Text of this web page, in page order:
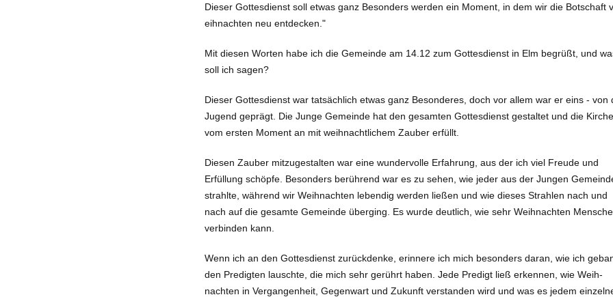
Dieser Gottesdienst soll etwas ganz Besonders werden ein Moment, in dem wir die Botschaft
eihnach­ten neu entdecken."
Mit diesen Worten habe ich die Ge­meinde am 14.12 zum Gottesdienst in Elm begrüßt, und
soll ich sagen?
Dieser Gottesdienst war tatsächlich etwas ganz Besonderes, doch vor al­lem war er eins - von
Jugend ge­prägt. Die Junge Gemeinde hat den gesamten Gottesdienst gestaltet und die Kirche
vom ersten Moment an mit weihnachtlichem Zauber erfüllt.
Diesen Zauber mitzugestalten war eine wundervolle Erfahrung, aus der ich viel Freude und
Erfüllung schöp­fe. Besonders berührend war es zu sehen, wie jeder aus der Jungen
strahlte, während wir Weih­nachten lebendig werden ließen und wie dieses Strahlen nach und
nach auf die gesamte Gemeinde überging. Es wurde deutlich, wie sehr Weihnachten
verbinden kann.
Wenn ich an den Gottesdienst zurück­denke, erinnere ich mich besonders daran, wie ich
den Predigten lauschte, die mich sehr ge­rührt haben. Jede Predigt ließ erkennen, wie Weih­
nachten in Vergangenheit, Gegenwart und Zukunft ver­standen wird und was es je­dem